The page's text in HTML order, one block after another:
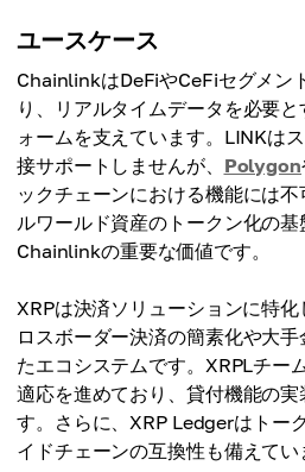
ユースケース
ChainlinkはDeFiやCeFiセグメン
り、リアルタイムデータを必要
ォームを支えています。LINKは
接サポートしませんが、 Polygon
ックチェーンにおける機能には
ルワールド資産のトークン化の
Chainlinkの重要な価値です。
XRPは決済ソリューションに特
ロスボーダー決済の簡素化や大
たエコシステムです。XRPLチー
適応を進めており、貸付機能の
す。さらに、XRP Ledgerはトー
イドチェーンの互換性も備えてい